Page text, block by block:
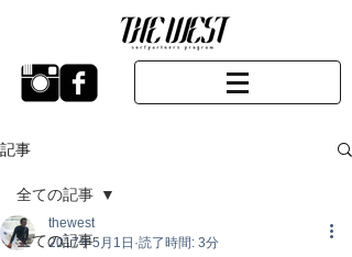
記事
全ての記事
全ての記事
thewest
2017年5月1日 読了時間: 3分